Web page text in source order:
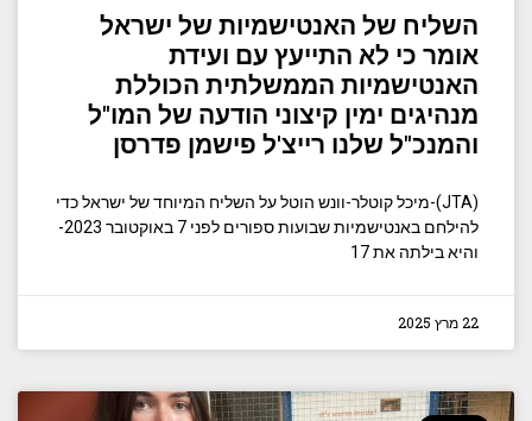
השליח של האנטישמיות של ישראל
אומר כי לא התייעץ עם ועידת
האנטישמיות הממשלתית הכוללת
מנהיגים ימין קיצוני הודעה של המו"ל
והמנכ"ל שלנו רייצ'ל פישמן פדרסן
(JTA)-מיכל קוטלר-וונש הוטל על השליח המיוחד של ישראל כדי
להילחם באנטישמיות שבועות ספורים לפני 7 באוקטובר 2023-
והיא בילתה את 17
22 מרץ 2025